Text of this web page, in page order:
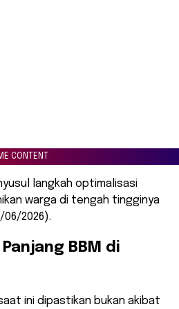
CONTENT
langkah optimalisasi
warga di tengah tingginya
2026).
BBM di
ini dipastikan bukan akibat